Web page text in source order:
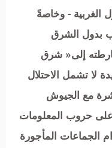
الغربية - وخاصةً
بدول الشرق
إلى« شرق
لا تشمل الاحتلال
مع الجيوش
على حروب المعلومات
الجماعات المأجورة